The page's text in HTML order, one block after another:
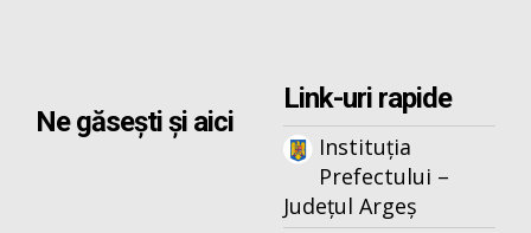
Ne găsești și aici
Link-uri rapide
Instituția
Prefectului –
Județul Argeș